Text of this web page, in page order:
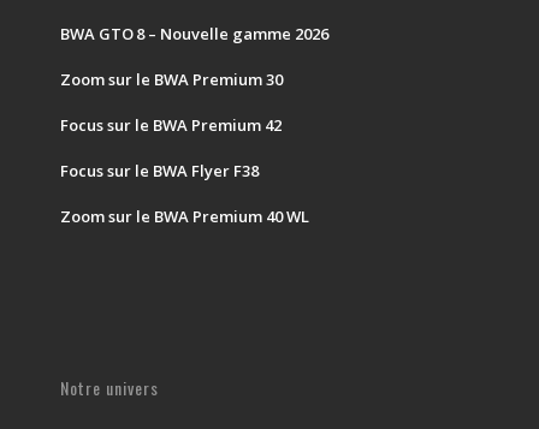
BWA GTO 8 – Nouvelle gamme 2026
Zoom sur le BWA Premium 30
Focus sur le BWA Premium 42
Focus sur le BWA Flyer F38
Zoom sur le BWA Premium 40 WL
Notre univers